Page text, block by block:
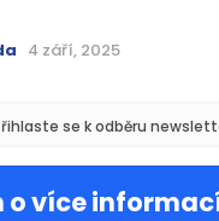
4 září, 2025
se k odběru
o více